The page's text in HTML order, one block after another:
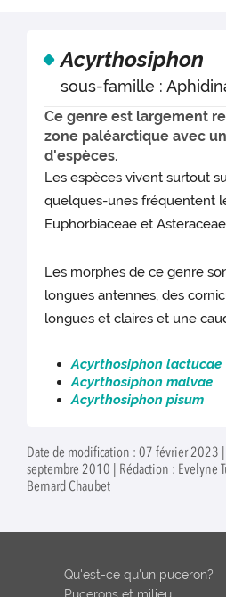
Acyrthosiphon
sous-famille :
Ce genre est largement
zone paléarctique avec
d'espèces.
Les espèces vivent surtout
quelques-unes fréquentent
Euphorbiaceae et
Les morphes de ce genre
longues antennes, des
longues et claires et une
Acyrthosiphon lactucae
Acyrthosiphon malvae
Acyrthosiphon pisum
Date de modification : 07 février 2023
septembre 2010 | Rédaction : Evelyne
Bernard Chaubet
Qu'est-ce qu'un puceron?